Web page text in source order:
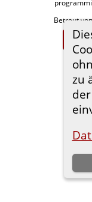
zu
Betreut
Zur